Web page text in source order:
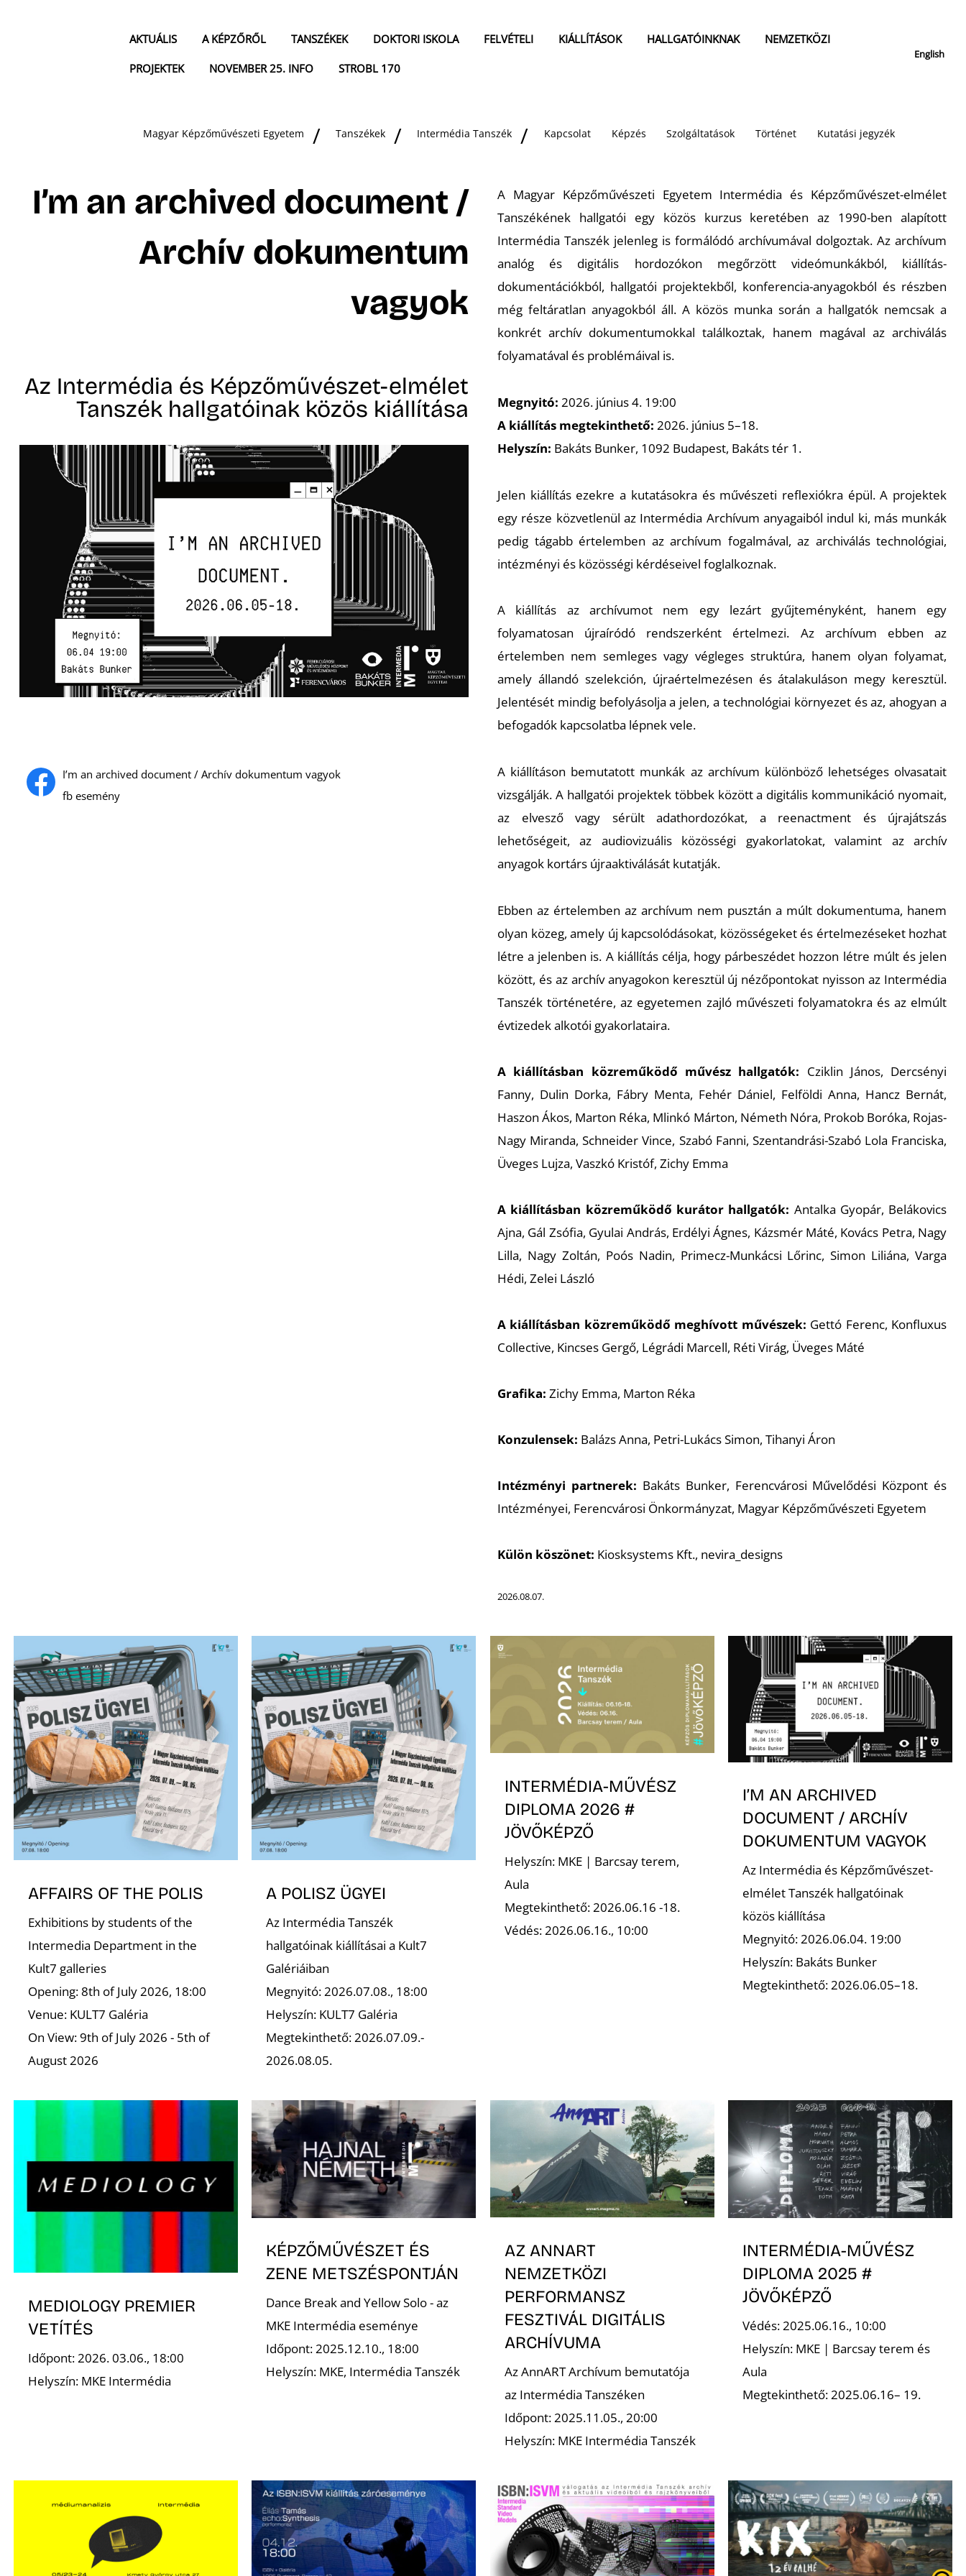
AKTUÁLIS A KÉPZŐRŐL TANSZÉKEK DOKTORI ISKOLA FELVÉTELI KIÁLLÍTÁSOK HALLGATÓINKNAK
NEMZETKÖZI
PROJEKTEK
NOVEMBER 25. INFO STROBL 170
English
Magyar Képzőművészeti Egyetem Tanszékek Intermédia Tanszék Kapcsolat Képzés Szolgáltatások Történet Kutatási jegyzék
I’m an archived document /
Archív dokumentum
vagyok
Az Intermédia és Képzőművészet-elmélet
Tanszék hallgatóinak közös kiállítása
I’m an archived document / Archív dokumentum vagyok
fb esemény
A Magyar Képzőművészeti Egyetem Intermédia és Képzőművészet-elmélet
Tanszékének hallgatói egy közös kurzus keretében az 1990-ben alapított
Intermédia Tanszék jelenleg is formálódó archívumával dolgoztak. Az archívum
analóg és digitális hordozókon megőrzött videómunkákból, kiállítás-
dokumentációkból, hallgatói projektekből, konferencia-anyagokból és részben
még feltáratlan anyagokból áll. A közös munka során a hallgatók nemcsak a
konkrét archív dokumentumokkal találkoztak, hanem magával az archiválás
folyamatával és problémáival is.
Megnyitó: 2026. június 4. 19:00
A kiállítás megtekinthető: 2026. június 5–18.
Helyszín: Bakáts Bunker, 1092 Budapest, Bakáts tér 1.
Jelen kiállítás ezekre a kutatásokra és művészeti reflexiókra épül. A projektek
egy része közvetlenül az Intermédia Archívum anyagaiból indul ki, más munkák
pedig tágabb értelemben az archívum fogalmával, az archiválás technológiai,
intézményi és közösségi kérdéseivel foglalkoznak.
A kiállítás az archívumot nem egy lezárt gyűjteményként, hanem egy
folyamatosan újraíródó rendszerként értelmezi. Az archívum ebben az
értelemben nem semleges vagy végleges struktúra, hanem olyan folyamat,
amely állandó szelekción, újraértelmezésen és átalakuláson megy keresztül.
Jelentését mindig befolyásolja a jelen, a technológiai környezet és az, ahogyan a
befogadók kapcsolatba lépnek vele.
A kiállításon bemutatott munkák az archívum különböző lehetséges olvasatait
vizsgálják. A hallgatói projektek többek között a digitális kommunikáció nyomait,
az elvesző vagy sérült adathordozókat, a reenactment és újrajátszás
lehetőségeit, az audiovizuális közösségi gyakorlatokat, valamint az archív
anyagok kortárs újraaktiválását kutatják.
Ebben az értelemben az archívum nem pusztán a múlt dokumentuma, hanem
olyan közeg, amely új kapcsolódásokat, közösségeket és értelmezéseket hozhat
létre a jelenben is. A kiállítás célja, hogy párbeszédet hozzon létre múlt és jelen
között, és az archív anyagokon keresztül új nézőpontokat nyisson az Intermédia
Tanszék történetére, az egyetemen zajló művészeti folyamatokra és az elmúlt
évtizedek alkotói gyakorlataira.
A kiállításban közreműködő művész hallgatók: Cziklin János, Dercsényi
Fanny, Dulin Dorka, Fábry Menta, Fehér Dániel, Felföldi Anna, Hancz Bernát,
Haszon Ákos, Marton Réka, Mlinkó Márton, Németh Nóra, Prokob Boróka, Rojas-
Nagy Miranda, Schneider Vince, Szabó Fanni, Szentandrási-Szabó Lola Franciska,
Üveges Lujza, Vaszkó Kristóf, Zichy Emma
A kiállításban közreműködő kurátor hallgatók: Antalka Gyopár, Belákovics
Ajna, Gál Zsófia, Gyulai András, Erdélyi Ágnes, Kázsmér Máté, Kovács Petra, Nagy
Lilla, Nagy Zoltán, Poós Nadin, Primecz-Munkácsi Lőrinc, Simon Liliána, Varga
Hédi, Zelei László
A kiállításban közreműködő meghívott művészek: Gettó Ferenc, Konfluxus
Collective, Kincses Gergő, Légrádi Marcell, Réti Virág, Üveges Máté
Grafika: Zichy Emma, Marton Réka
Konzulensek: Balázs Anna, Petri-Lukács Simon, Tihanyi Áron
Intézményi partnerek: Bakáts Bunker, Ferencvárosi Művelődési Központ és
Intézményei, Ferencvárosi Önkormányzat, Magyar Képzőművészeti Egyetem
Külön köszönet: Kiosksystems Kft., nevira_designs
2026.08.07.
AFFAIRS OF THE POLIS
Exhibitions by students of the
Intermedia Department in the
Kult7 galleries
Opening: 8th of July 2026, 18:00
Venue: KULT7 Galéria
On View: 9th of July 2026 - 5th of
August 2026
A POLISZ ÜGYEI
Az Intermédia Tanszék
hallgatóinak kiállításai a Kult7
Galériáiban
Megnyitó: 2026.07.08., 18:00
Helyszín: KULT7 Galéria
Megtekinthető: 2026.07.09.-
2026.08.05.
INTERMÉDIA-MŰVÉSZ
DIPLOMA 2026 #
JÖVŐKÉPZŐ
Helyszín: MKE | Barcsay terem,
Aula
Megtekinthető: 2026.06.16 -18.
Védés: 2026.06.16., 10:00
I’M AN ARCHIVED
DOCUMENT / ARCHÍV
DOKUMENTUM VAGYOK
Az Intermédia és Képzőművészet-
elmélet Tanszék hallgatóinak
közös kiállítása
Megnyitó: 2026.06.04. 19:00
Helyszín: Bakáts Bunker
Megtekinthető: 2026.06.05–18.
MEDIOLOGY PREMIER
VETÍTÉS
Időpont: 2026. 03.06., 18:00
Helyszín: MKE Intermédia
KÉPZŐMŰVÉSZET ÉS
ZENE METSZÉSPONTJÁN
Dance Break and Yellow Solo - az
MKE Intermédia eseménye
Időpont: 2025.12.10., 18:00
Helyszín: MKE, Intermédia Tanszék
AZ ANNART
NEMZETKÖZI
PERFORMANSZ
FESZTIVÁL DIGITÁLIS
ARCHÍVUMA
Az AnnART Archívum bemutatója
az Intermédia Tanszéken
Időpont: 2025.11.05., 20:00
Helyszín: MKE Intermédia Tanszék
INTERMÉDIA-MŰVÉSZ
DIPLOMA 2025 #
JÖVŐKÉPZŐ
Védés: 2025.06.16., 10:00
Helyszín: MKE | Barcsay terem és
Aula
Megtekinthető: 2025.06.16– 19.